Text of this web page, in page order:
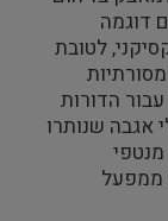
דוגמה
לטובת
עבור הדורות
אגבה שנותרו
ממפעל